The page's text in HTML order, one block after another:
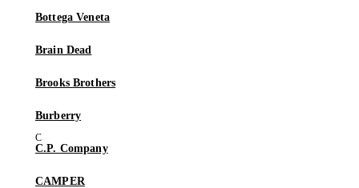
Bottega Veneta
Brain Dead
Brooks Brothers
Burberry
C.P. Company
CAMPER